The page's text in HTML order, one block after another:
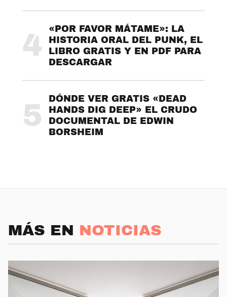
4
«POR FAVOR MÁTAME»: LA
HISTORIA ORAL DEL PUNK, EL
LIBRO GRATIS Y EN PDF PARA
DESCARGAR
5
DÓNDE VER GRATIS «DEAD
HANDS DIG DEEP» EL CRUDO
DOCUMENTAL DE EDWIN
BORSHEIM
MÁS EN NOTICIAS